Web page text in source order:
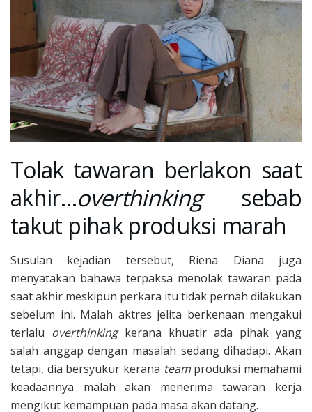
Tolak tawaran berlakon saat
akhir…overthinkingsebab
takut pihak produksi marah
Susulan kejadian tersebut, Riena Diana juga
menyatakan bahawa terpaksa menolak tawaran pada
saat akhir meskipun perkara itu tidak pernah dilakukan
sebelum ini. Malah aktres jelita berkenaan mengakui
terlalu overthinkingkerana khuatir ada pihak yang
salah anggap dengan masalah sedang dihadapi. Akan
tetapi, dia bersyukur kerana teamproduksi memahami
keadaannya malah akan menerima tawaran kerja
mengikut kemampuan pada masa akan datang.